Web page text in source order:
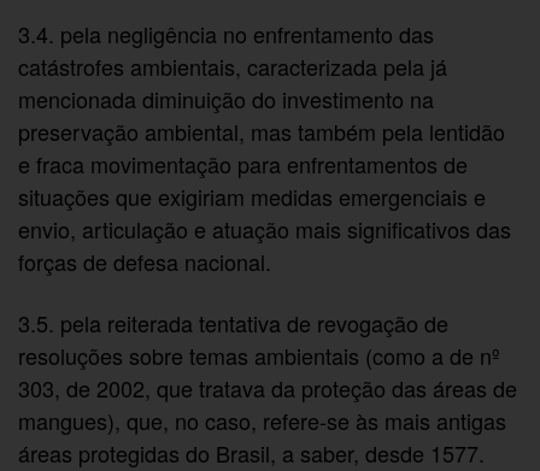
3.4. pela negligência no enfrentamento das
catástrofes ambientais, caracterizada pela já
mencionada diminuição do investimento na
preservação ambiental, mas também pela lentidão
e fraca movimentação para enfrentamentos de
situações que exigiriam medidas emergenciais e
envio, articulação e atuação mais significativos das
forças de defesa nacional.
3.5. pela reiterada tentativa de revogação de
resoluções sobre temas ambientais (como a de nº
303, de 2002, que tratava da proteção das áreas de
mangues), que, no caso, refere-se às mais antigas
áreas protegidas do Brasil, a saber, desde 1577.